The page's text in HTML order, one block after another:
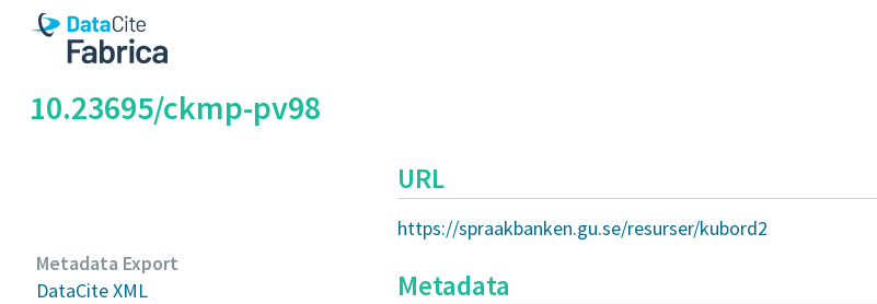
10.23695/ckmp-pv98
Metadata Export
DataCite XML
URL
https://spraakbanken.gu.se/resurser/kubord2
Metadata